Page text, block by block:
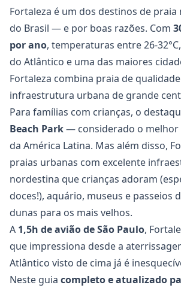
Fortaleza é um dos destinos de praia
do Brasil — e por boas razões. Com
por ano, temperaturas entre 26-
do Atlântico e uma das maiores
Fortaleza combina praia de
infraestrutura urbana de grande
Para famílias com crianças, o
Beach Park— considerado o melhor
da América Latina. Mas além disso,
praias urbanas com excelente
nordestina que crianças adoram
doces!), aquário, museus e passeios
dunas para os mais velhos.
A 1,5h de avião de São Paulo,
que impressiona desde a
Atlântico visto de cima já é
Neste guia completo e atualizado